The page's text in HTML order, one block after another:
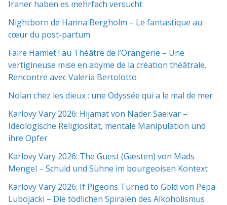
Iraner haben es mehrfach versucht
Nightborn de Hanna Bergholm – Le fantastique au
cœur du post-partum
Faire Hamlet ! au Théâtre de l’Orangerie – Une
vertigineuse mise en abyme de la création théâtrale.
Rencontre avec Valeria Bertolotto
Nolan chez les dieux : une Odyssée qui a le mal de mer
Karlovy Vary 2026: Hijamat von Nader Saeivar​​ –
Ideologische Religiosität, mentale Manipulation und
ihre Opfer
Karlovy Vary 2026: The Guest (Gæsten) von Mads
Mengel – Schuld und Sühne im bourgeoisen Kontext
Karlovy Vary 2026: If Pigeons Turned to Gold von Pepa
Lubojacki – Die tödlichen Spiralen des Alkoholismus